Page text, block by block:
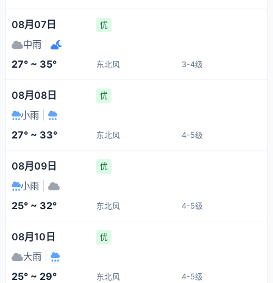
08月07日 优
中雨
27° ~ 35° 东北风 3-4级
08月08日 优
小雨
27° ~ 33° 东北风 4-5级
08月09日 优
小雨
25° ~ 32° 东北风 4-5级
08月10日 优
大雨
25° ~ 29° 东北风 4-5级